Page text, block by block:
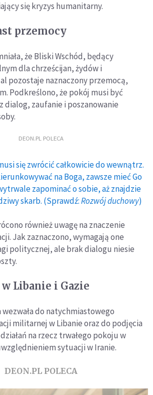
się kryzys humanitarny.
przemocy
że Bliski Wschód, będący
dla chrześcijan, żydów i
pozostaje naznaczony przemocą,
Podkreślono, że pokój musi być
dialog, zaufanie i poszanowanie
DEON.PL POLECA
się zwrócić całkowicie do wewnątrz.
na Boga, zawsze mieć Go
zapominać o sobie, aż znajdzie
skarb. (Sprawdź:Rozwój duchowy)
również uwagę na znaczenie
Jak zaznaczono, wymagają one
politycznej, ale brak dialogu niesie
Libanie i Gazie
do natychmiastowego
militarnej w Libanie oraz do podjęcia
na rzecz trwałego pokoju w
sytuacji w Iranie.
DEON.PL POLECA